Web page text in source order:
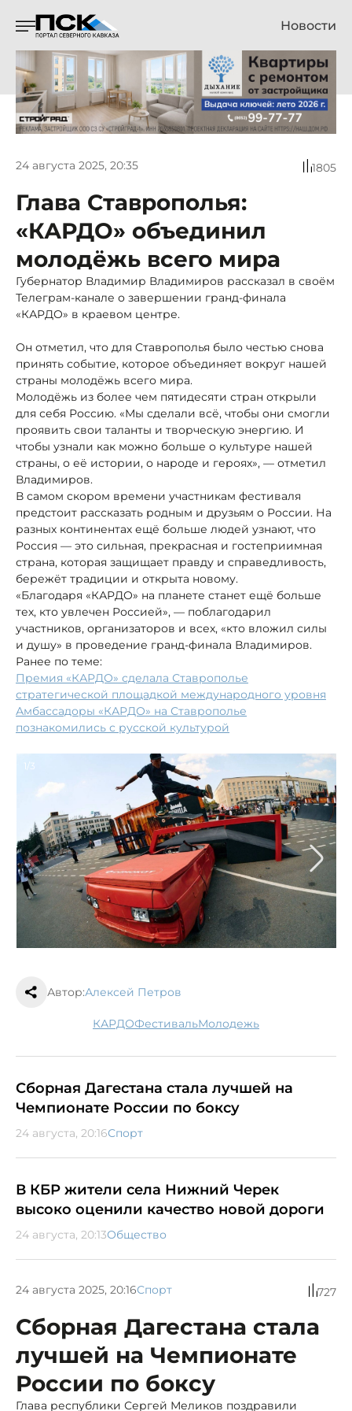
Новости
24 августа 2025, 20:35 1805
Глава Ставрополья:
«КАРДО» объединил
молодёжь всего мира
Губернатор Владимир Владимиров рассказал в своём
Телеграм-канале о завершении гранд-финала
«КАРДО» в краевом центре.
Он отметил, что для Ставрополья было честью снова
принять событие, которое объединяет вокруг нашей
страны молодёжь всего мира.
Молодёжь из более чем пятидесяти стран открыли
для себя Россию. «Мы сделали всё, чтобы они смогли
проявить свои таланты и творческую энергию. И
чтобы узнали как можно больше о культуре нашей
страны, о её истории, о народе и героях», — отметил
Владимиров.
В самом скором времени участникам фестиваля
предстоит рассказать родным и друзьям о России. На
разных континентах ещё больше людей узнают, что
Россия — это сильная, прекрасная и гостеприимная
страна, которая защищает правду и справедливость,
бережёт традиции и открыта новому.
«Благодаря «КАРДО» на планете станет ещё больше
тех, кто увлечен Россией», — поблагодарил
участников, организаторов и всех, «кто вложил силы
и душу» в проведение гранд-финала Владимиров.
Ранее по теме:
Премия «КАРДО» сделала Ставрополье
стратегической площадкой международного уровня
Амбассадоры «КАРДО» на Ставрополье
познакомились с русской культурой
1/3
Автор:Алексей Петров
КАРДО фестиваль молодежь
Сборная Дагестана стала лучшей на
Чемпионате России по боксу
24 августа, 20:16Спорт
В КБР жители села Нижний Черек
высоко оценили качество новой дороги
24 августа, 20:13Общество
24 августа 2025, 20:16Спорт 727
Сборная Дагестана стала
лучшей на Чемпионате
России по боксу
Глава республики Сергей Меликов поздравили